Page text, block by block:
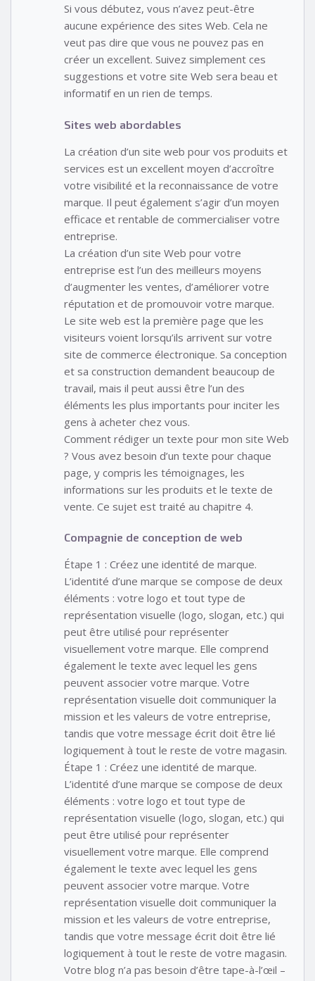
Si vous débutez, vous n’avez peut-être
aucune expérience des sites Web. Cela ne
veut pas dire que vous ne pouvez pas en
créer un excellent. Suivez simplement ces
suggestions et votre site Web sera beau et
informatif en un rien de temps.
Sites web abordables
La création d’un site web pour vos produits et
services est un excellent moyen d’accroître
votre visibilité et la reconnaissance de votre
marque. Il peut également s’agir d’un moyen
efficace et rentable de commercialiser votre
entreprise.
La création d’un site Web pour votre
entreprise est l’un des meilleurs moyens
d’augmenter les ventes, d’améliorer votre
réputation et de promouvoir votre marque.
Le site web est la première page que les
visiteurs voient lorsqu’ils arrivent sur votre
site de commerce électronique. Sa conception
et sa construction demandent beaucoup de
travail, mais il peut aussi être l’un des
éléments les plus importants pour inciter les
gens à acheter chez vous.
Comment rédiger un texte pour mon site Web
? Vous avez besoin d’un texte pour chaque
page, y compris les témoignages, les
informations sur les produits et le texte de
vente. Ce sujet est traité au chapitre 4.
Compagnie de conception de web
Étape 1 : Créez une identité de marque.
L’identité d’une marque se compose de deux
éléments : votre logo et tout type de
représentation visuelle (logo, slogan, etc.) qui
peut être utilisé pour représenter
visuellement votre marque. Elle comprend
également le texte avec lequel les gens
peuvent associer votre marque. Votre
représentation visuelle doit communiquer la
mission et les valeurs de votre entreprise,
tandis que votre message écrit doit être lié
logiquement à tout le reste de votre magasin.
Étape 1 : Créez une identité de marque.
L’identité d’une marque se compose de deux
éléments : votre logo et tout type de
représentation visuelle (logo, slogan, etc.) qui
peut être utilisé pour représenter
visuellement votre marque. Elle comprend
également le texte avec lequel les gens
peuvent associer votre marque. Votre
représentation visuelle doit communiquer la
mission et les valeurs de votre entreprise,
tandis que votre message écrit doit être lié
logiquement à tout le reste de votre magasin.
Votre blog n’a pas besoin d’être tape-à-l’œil –